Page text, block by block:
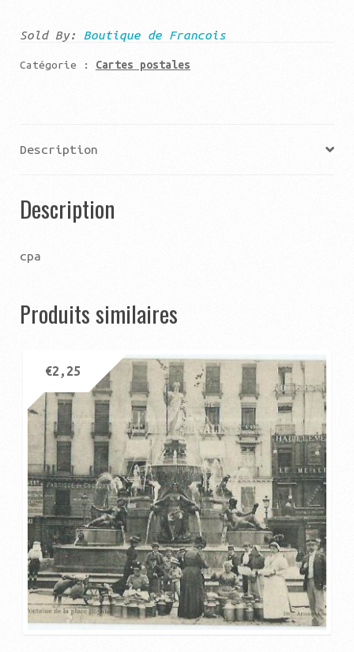
le
Sold By: Boutique de Francois
Catégorie : Cartes postales
Description
Description
cpa
Produits similaires
€2,25